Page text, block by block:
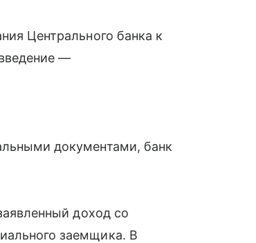
Центрального банка к
—
документами, банк
доход со
заемщика. В